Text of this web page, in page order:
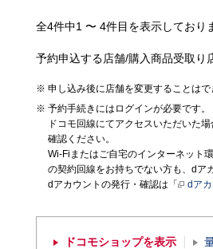
全4件中1 〜 4件目を表示しており
予約申込する店舗/購入商品受取り
申し込み後に店舗を変更することはで
予約手続きにはログインが必要です。
ドコモ回線にてアクセスいただいた
確認ください。
Wi-Fiまたはご自宅のインターネット
の契約回線をお持ちでない方も、dア
dアカウントの発行・確認は「
dア
ドコモショップを表示